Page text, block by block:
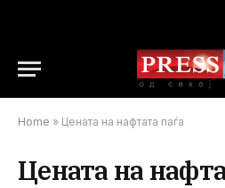
Home » Цената на нафтата паѓа
Цената на